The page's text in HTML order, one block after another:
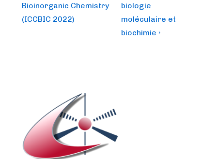
Bioinorganic Chemistry
(ICCBIC 2022)
biologie
moléculaire et
biochimie ›